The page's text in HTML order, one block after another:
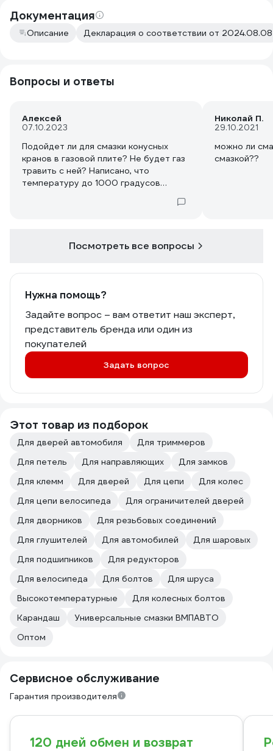
Документация
Описание Декларация о соответствии от 2024.08.08
Вопросы и ответы
Алексей
07.10.2023
Подойдет ли для смазки конусных
кранов в газовой плите? Не будет газ
травить с ней? Написано, что
температуру до 1000 градусов
Дешевая графитовая смазка (до +70
Николай П.
29.10.2021
можно ли
смазкой??
Посмотреть все вопросы
Нужна помощь?
Задайте вопрос – вам ответит наш эксперт,
представитель бренда или один из
покупателей
Задать вопрос
Этот товар из подборок
Для дверей автомобиля
Для триммеров
Для петель
Для направляющих
Для замков
Для клемм
Для дверей Для цепи
Для колес
Для цепи велосипеда
Для ограничителей дверей
Для дворников
Для резьбовых соединений
Для глушителей
Для автомобилей
Для шаровых
Для подшипников
Для редукторов
Для велосипеда
Для болтов
Для шруса
Высокотемпературные
Для колесных болтов
Карандаш
Универсальные смазки ВМПАВТО
Оптом
Сервисное обслуживание
Гарантия производителя
120 дней обмен и возврат